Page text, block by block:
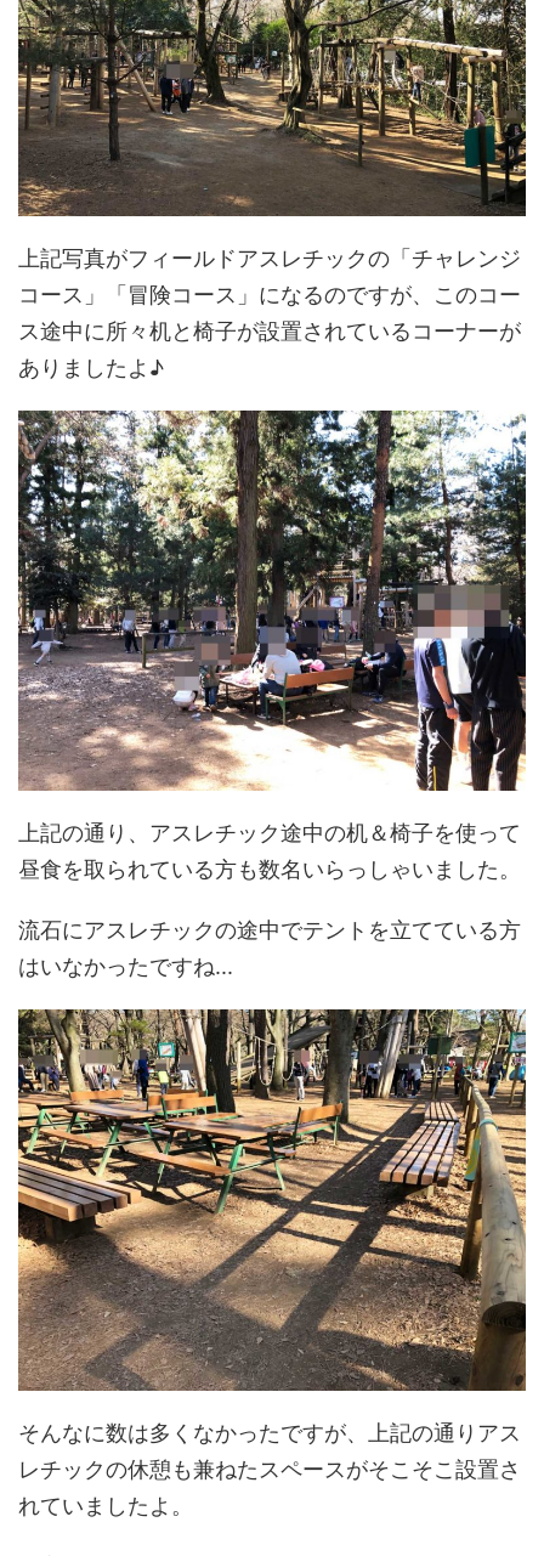
上記写真がフィールドアスレチックの「チャレンジ
コース」「冒険コース」になるのですが、このコー
ス途中に所々机と椅子が設置されているコーナーが
ありましたよ♪
上記の通り、アスレチック途中の机＆椅子を使って
昼食を取られている方も数名いらっしゃいました。
流石にアスレチックの途中でテントを立てている方
はいなかったですね...
そんなに数は多くなかったですが、上記の通りアス
レチックの休憩も兼ねたスペースがそこそこ設置さ
れていましたよ。